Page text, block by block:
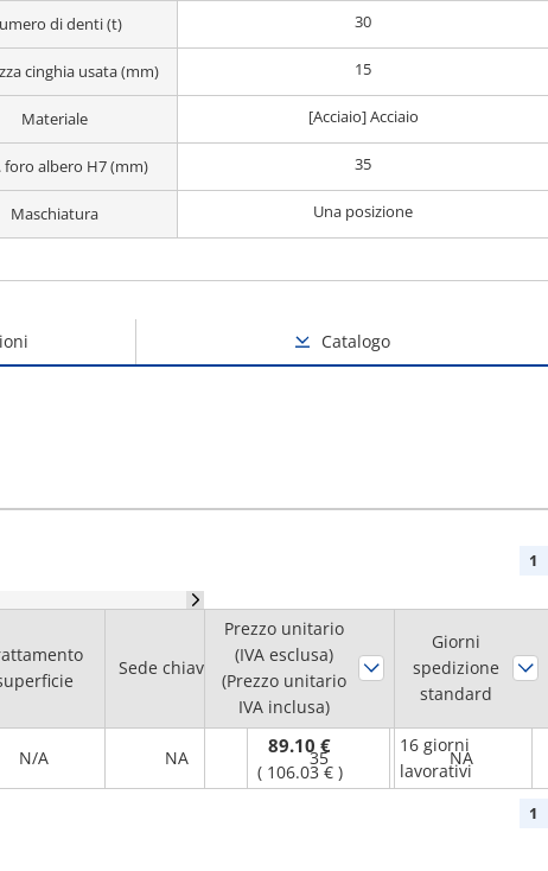
di denti (t) 30
cinghia usata (mm) 15
Materiale [Acciaio] Acciaio
foro albero H7 (mm) 35
Maschiatura Una posizione
Catalogo
1
Sede chiavetta
Diam. foro
albero H7
(mm)
Flangia
N/A NA 35 NA
Prezzo unitario
(IVA esclusa)
(Prezzo unitario
IVA inclusa)
Giorni
spedizione
standard
89.10 €
( 106.03 € )
16 giorni
lavorativi
1